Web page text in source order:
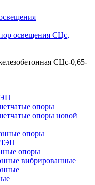
освещения СЦс,
СЦс-0,65-
опоры
опоры новой
опоры
ЛЭП
опоры
вибрированные